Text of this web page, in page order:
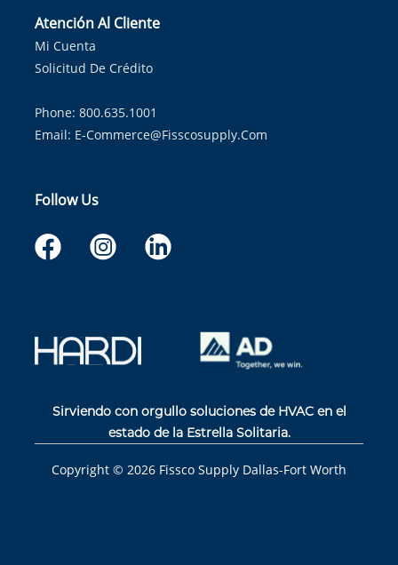
Atención Al Cliente
Mi Cuenta
Solicitud De Crédito
Phone: 800.635.1001
Email: E-Commerce@fisscosupply.com
Follow Us
Sirviendo con orgullo soluciones de HVAC en el
estado de la Estrella Solitaria.
Copyright © 2026 Fissco Supply Dallas-Fort Worth